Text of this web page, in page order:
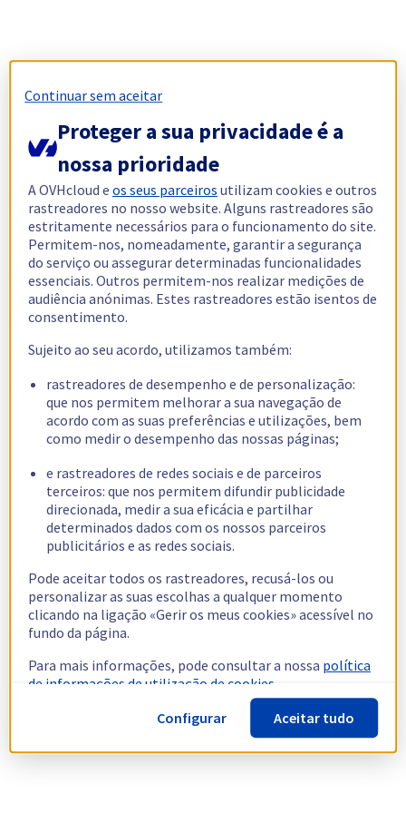
Continuar sem aceitar
Proteger a sua privacidade é a
nossa prioridade
A OVHcloud eos seus parceiros utilizam cookies e outros
rastreadores no nosso website. Alguns rastreadores são
estritamente necessários para o funcionamento do site.
Permitem-nos, nomeadamente, garantir a segurança
do serviço ou assegurar determinadas funcionalidades
essenciais. Outros permitem-nos realizar medições de
audiência anónimas. Estes rastreadores estão isentos de
consentimento.
Sujeito ao seu acordo, utilizamos também:
rastreadores de desempenho e de personalização:
que nos permitem melhorar a sua navegação de
acordo com as suas preferências e utilizações, bem
como medir o desempenho das nossas páginas;
e rastreadores de redes sociais e de parceiros
terceiros: que nos permitem difundir publicidade
direcionada, medir a sua eficácia e partilhar
determinados dados com os nossos parceiros
publicitários e as redes sociais.
Pode aceitar todos os rastreadores, recusá-los ou
personalizar as suas escolhas a qualquer momento
clicando na ligação «Gerir os meus cookies» acessível no
fundo da página.
Para mais informações, pode consultar a nossa política
de informações de utilização de cookies.
Configurar
Aceitar tudo